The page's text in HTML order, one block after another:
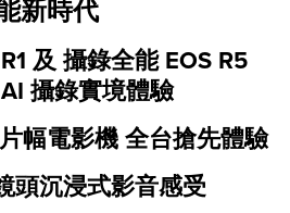
新時代
及 攝錄全能 EOS R5
攝錄實境體驗
幅電影機 全台搶先體驗
頭沉浸式影音感受